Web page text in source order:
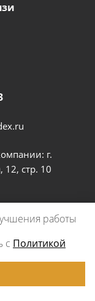
г.
12, стр. 10
работы
с Политикой